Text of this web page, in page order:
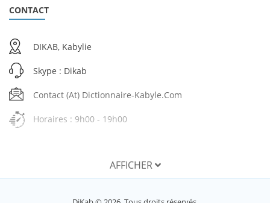
CONTACT
DIKAB, Kabylie
Skype : Dikab
Contact (at) Dictionnaire-Kabyle.com
Horaires : 9h00 - 19h00
AFFICHER